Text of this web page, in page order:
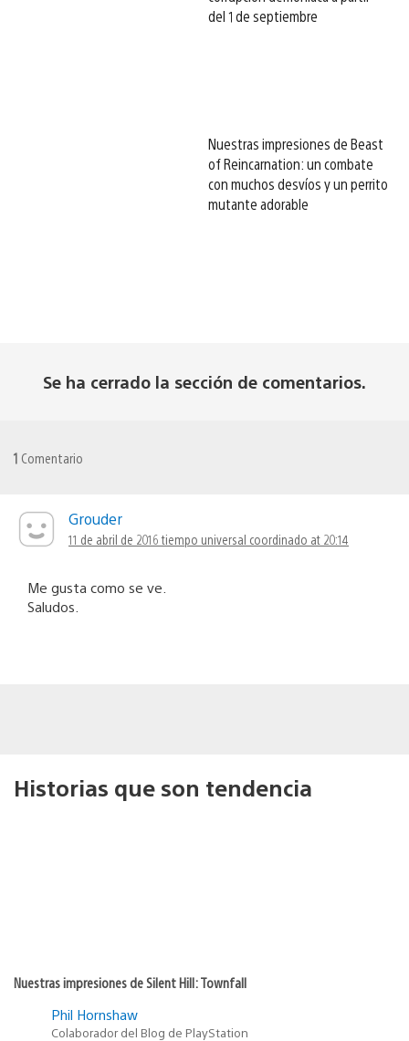
del 1 de septiembre
Nuestras impresiones de Beast
of Reincarnation: un combate
con muchos desvíos y un perrito
mutante adorable
Se ha cerrado la sección de comentarios.
1 Comentario
Grouder
11 de abril de 2016 tiempo universal coordinado at 20:14
Me gusta como se ve.
Saludos.
Historias que son tendencia
Nuestras impresiones de Silent Hill: Townfall
Phil Hornshaw
Colaborador del Blog de PlayStation